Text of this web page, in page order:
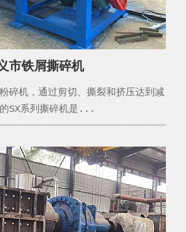
市铁屑撕碎机
碎机，通过剪切、撕裂和挤压达到减
SX系列撕碎机是...